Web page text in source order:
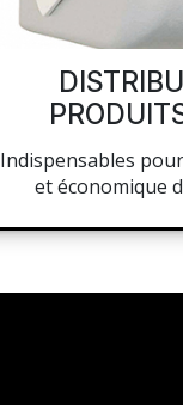
Indispensables
et économique